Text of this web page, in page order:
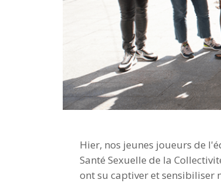
Hier, nos jeunes joueurs de
Santé Sexuelle de la
ont su captiver et sensibiliser